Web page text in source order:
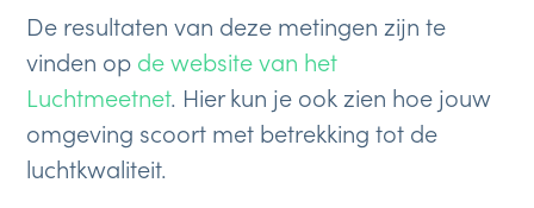
De resultaten van deze metingen zijn te
vinden op de website van het
Luchtmeetnet. Hier kun je ook zien hoe jouw
omgeving scoort met betrekking tot de
luchtkwaliteit.